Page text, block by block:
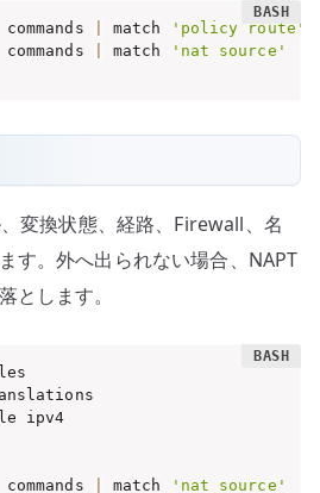
match
'policy route'
match
'nat source'
変換状態、経路、Firewall、名
す。外へ出られない場合、NAPT
とします。
ipv4
match 'nat source'